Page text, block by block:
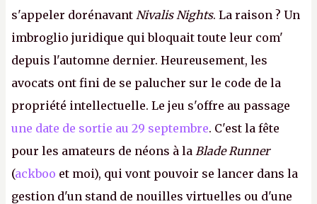
s'appeler dorénavant Nivalis Nights. La raison ? Un
imbroglio juridique qui bloquait toute leur com'
depuis l'automne dernier. Heureusement, les
avocats ont fini de se palucher sur le code de la
propriété intellectuelle. Le jeu s'offre au passage
une date de sortie au 29 septembre. C'est la fête
pour les amateurs de néons à la Blade Runner
(ackboo et moi), qui vont pouvoir se lancer dans la
gestion d'un stand de nouilles virtuelles ou d'une